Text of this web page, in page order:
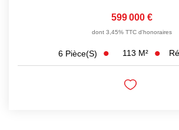
599 000 €
dont 3,45% TTC d'honoraires
6 Pièce(s) 113 M²